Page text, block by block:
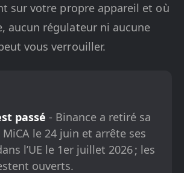
sur votre propre appareil et où
aucun régulateur ni aucune
vous verrouiller.
passé - Binance a retiré sa
le 24 juin et arrête ses
l’UE le 1er juillet 2026 ; les
ouverts.